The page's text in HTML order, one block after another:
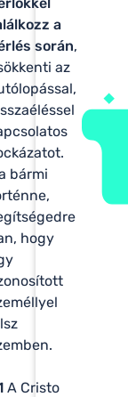
a
során,
az
bármi
hogy
A Cristo